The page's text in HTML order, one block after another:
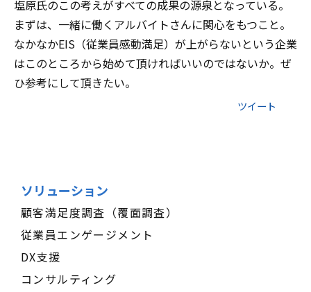
塩原氏のこの考えがすべての成果の源泉となっている。
まずは、一緒に働くアルバイトさんに関心をもつこと。
なかなかEIS（従業員感動満足）が上がらないという企業
はこのところから始めて頂ければいいのではないか。ぜ
ひ参考にして頂きたい。
ツイート
ソリューション
顧客満足度調査（覆面調査）
従業員エンゲージメント
DX支援
コンサルティング